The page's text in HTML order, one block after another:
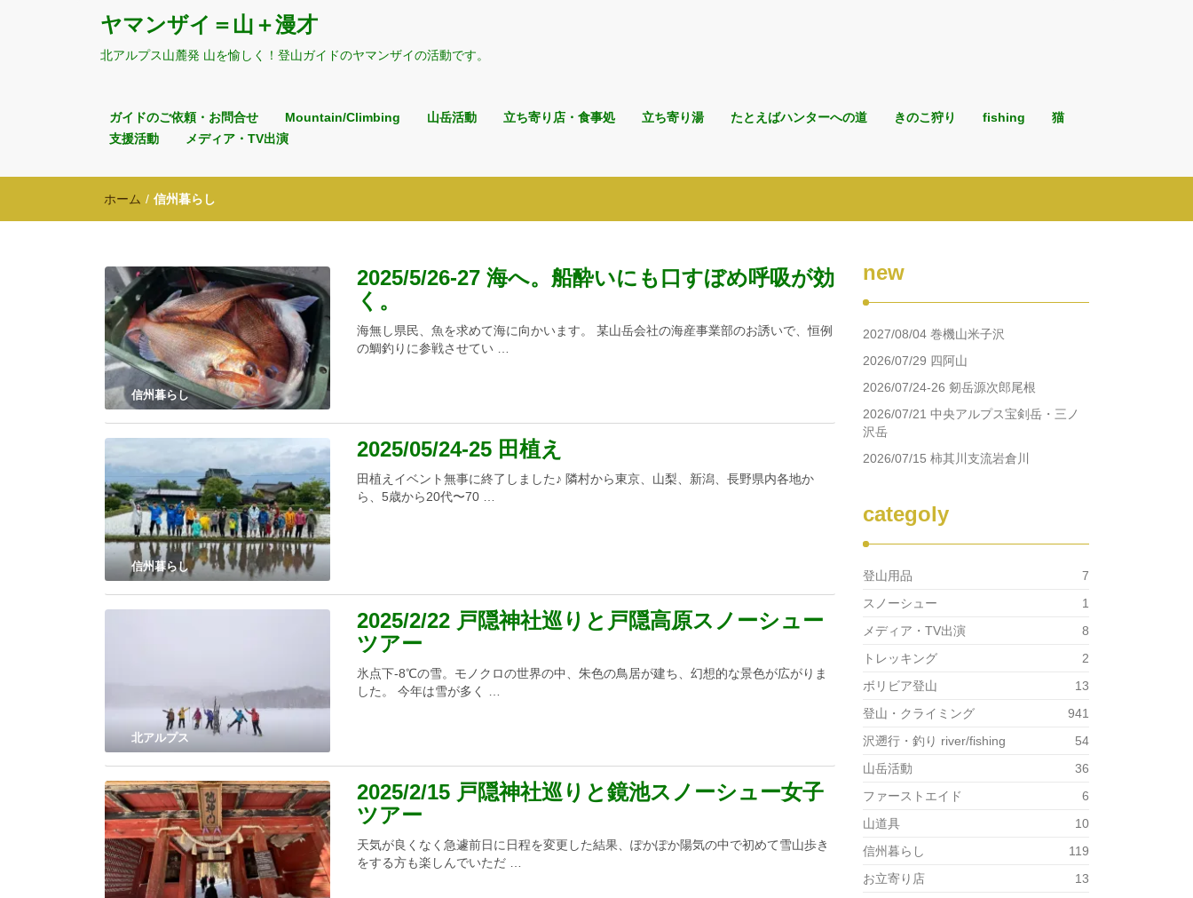
ヤマンザイ＝山＋漫才
北アルプス山麓発 山を愉しく！登山ガイドのヤマンザイの活動です。
ガイドのご依頼・お問合せ Mountain/Climbing 山岳活動 立ち寄り店・食事処 立ち寄り湯 たとえばハンターへの道 きのこ狩り fishing
猫
支援活動
メディア・TV出演
ホーム / 信州暮らし
信州暮らし
2025/5/26-27 海へ。船酔いにも口すぼめ呼吸が効
く。
海無し県民、魚を求めて海に向かいます。 某山岳会社の海産事業部のお誘いで、恒例
の鯛釣りに参戦させてい …
信州暮らし
2025/05/24-25 田植え
田植えイベント無事に終了しました♪ 隣村から東京、山梨、新潟、長野県内各地か
ら、5歳から20代〜70 …
北アルプス
2025/2/22 戸隠神社巡りと戸隠高原スノーシュー
ツアー
氷点下-8℃の雪。モノクロの世界の中、朱色の鳥居が建ち、幻想的な景色が広がりま
した。 今年は雪が多く …
2025/2/15 戸隠神社巡りと鏡池スノーシュー女子
ツアー
天気が良くなく急遽前日に日程を変更した結果、ぽかぽか陽気の中で初めて雪山歩き
をする方も楽しんでいただ …
new
2027/08/04 巻機山米子沢
2026/07/29 四阿山
2026/07/24-26 剱岳源次郎尾根
2026/07/21 中央アルプス宝剣岳・三ノ
沢岳
2026/07/15 柿其川支流岩倉川
categoly
登山用品
7
スノーシュー
1
メディア・TV出演
8
トレッキング
2
ボリビア登山
13
登山・クライミング
941
沢遡行・釣り river/fishing
54
山岳活動
36
ファーストエイド
6
山道具
10
信州暮らし
119
お立寄り店
13